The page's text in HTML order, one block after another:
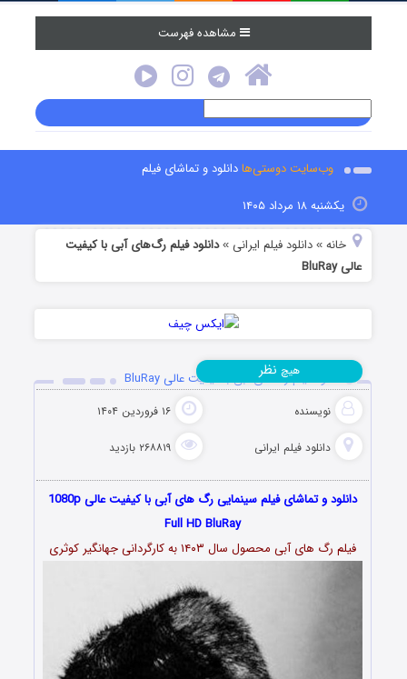
مشاهده فهرست
وب‌سایت دوستی‌هادانلود و تماشای فیلم
یکشنبه ۱۸ مرداد ۱۴۰۵
خانه »دانلود فیلم‌ ایرانی »دانلود فیلم رگ‌های آبی با کیفیت
عالی BluRay
دانلود فیلم رگ‌های آبی با کیفیت عالی BluRay
نویسنده ۱۶ فروردین ۱۴۰۴
دانلود فیلم‌ ایرانی ۲۶۸۸۱۹ بازدید
هیچ نظر
دانلود و تماشای فیلم سینمایی رگ های آبی با کیفیت عالی 1080p
Full HD BluRay
فیلم رگ های آبی محصول سال ۱۴۰۳ به کارگردانی جهانگیر کوثری